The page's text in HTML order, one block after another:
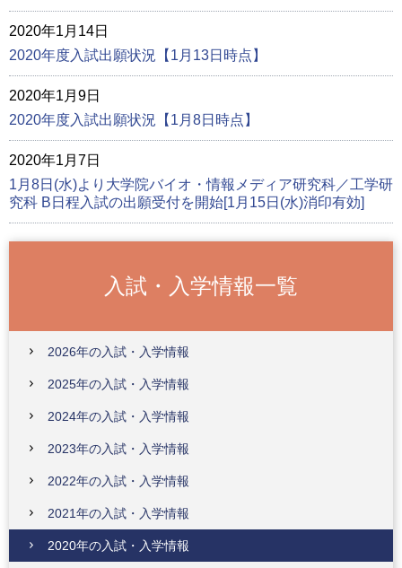
2020年1月14日
2020年度入試出願状況【1月13日時点】
2020年1月9日
2020年度入試出願状況【1月8日時点】
2020年1月7日
1月8日(水)より大学院バイオ・情報メディア研究科／工学研
究科 B日程入試の出願受付を開始[1月15日(水)消印有効]
入試・入学情報一覧
2026年の入試・入学情報
2025年の入試・入学情報
2024年の入試・入学情報
2023年の入試・入学情報
2022年の入試・入学情報
2021年の入試・入学情報
2020年の入試・入学情報